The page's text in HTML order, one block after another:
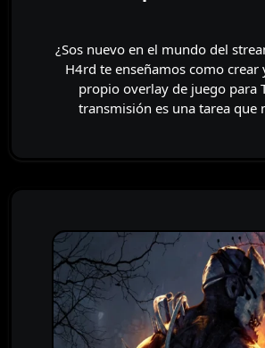
¿Sos nuevo en el mundo del streaming? En Full
H4rd te enseñamos como crear
propio overlay de juego para
transmisión es una tarea que